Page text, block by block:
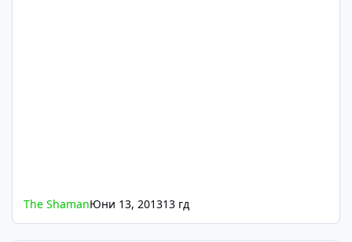
The ShamanЮни 13, 201313 гд